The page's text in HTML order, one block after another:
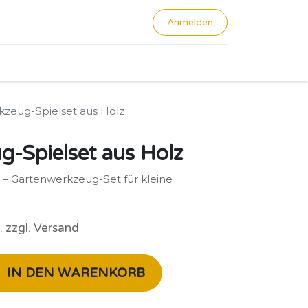
Anmelden
Spielset aus Holz
Spielset aus Holz
Gartenwerkzeug-Set für kleine
zzgl. Versand
IN DEN WARENKORB